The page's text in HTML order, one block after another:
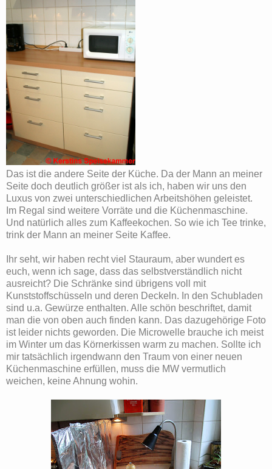
Das ist die andere Seite der Küche. Da der Mann an meiner
Seite doch deutlich größer ist als ich, haben wir uns den
Luxus von zwei unterschiedlichen Arbeitshöhen geleistet.
Im Regal sind weitere Vorräte und die Küchenmaschine.
Und natürlich alles zum Kaffeekochen. So wie ich Tee trinke,
trink der Mann an meiner Seite Kaffee.
Ihr seht, wir haben recht viel Stauraum, aber wundert es
euch, wenn ich sage, dass das selbstverständlich nicht
ausreicht? Die Schränke sind übrigens voll mit
Kunststoffschüsseln und deren Deckeln. In den Schubladen
sind u.a. Gewürze enthalten. Alle schön beschriftet, damit
man die von oben auch finden kann. Das dazugehörige Foto
ist leider nichts geworden. Die Microwelle brauche ich meist
im Winter um das Körnerkissen warm zu machen. Sollte ich
mir tatsächlich irgendwann den Traum von einer neuen
Küchenmaschine erfüllen, muss die MW vermutlich
weichen, keine Ahnung wohin.